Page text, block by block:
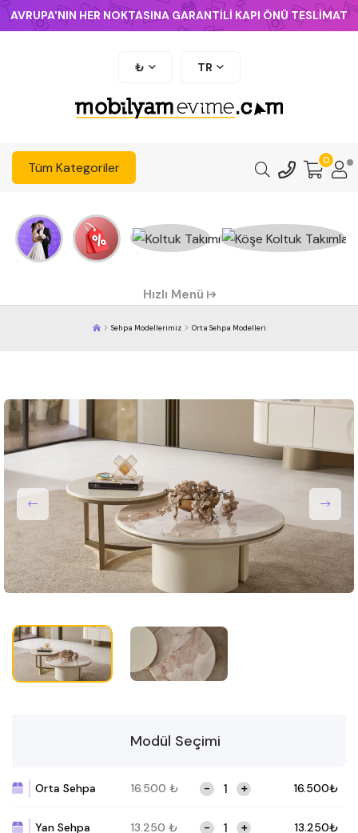
AVRUPA'NIN HER NOKTASINA GARANTİLİ KAPI ÖNÜ TESLİMAT
₺ TR
Tüm Kategoriler 0
Hızlı Menü
Sehpa Modellerimiz Orta Sehpa Modelleri
Modül Seçimi
Orta Sehpa 16.500 ₺ - + 16.500₺
Yan Sehpa 13.250 ₺ - + 13.250₺